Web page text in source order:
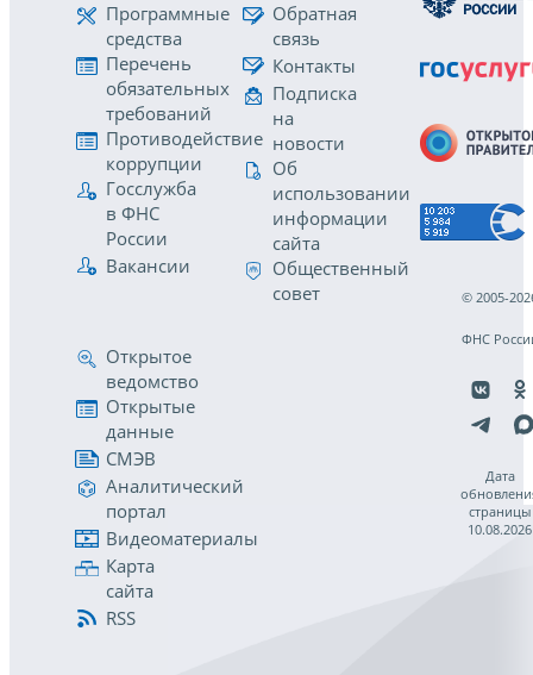
Программные
средства
Перечень
обязательных
требований
Противодействие
коррупции
Госслужба
в ФНС
России
Вакансии
Обратная
связь
Контакты
Подписка
на
новости
Об
использовании
информации
сайта
Общественный
совет
Открытое
ведомство
Открытые
данные
СМЭВ
Аналитический
портал
Видеоматериалы
Карта
сайта
RSS
© 2005-
ФНС
Дата
страницы
10.08.2026